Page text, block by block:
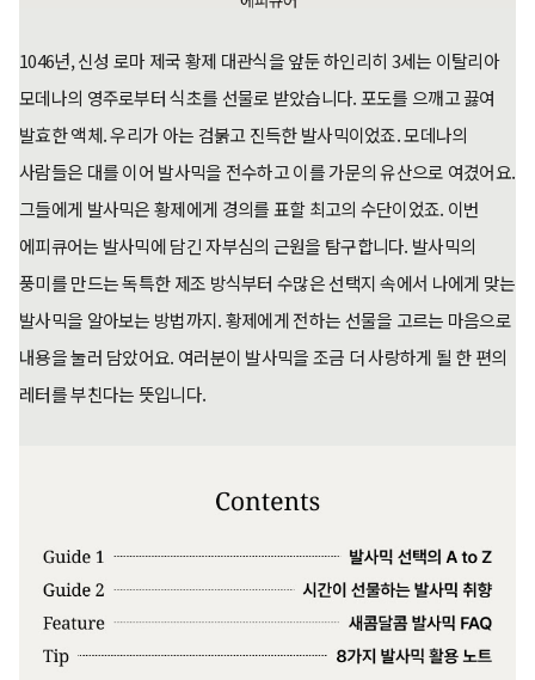
1046년, 신성 로마 제국 황제 대관식을 앞둔 하인리히 3세는 이탈리아
모데나의 영주로부터 식초를 선물로 받았습니다. 포도를 으깨고 끓여
발효한 액체. 우리가 아는 검붉고 진득한 발사믹이었죠. 모데나의
사람들은 대를 이어 발사믹을 전수하고 이를 가문의 유산으로 여겼어요.
그들에게 발사믹은 황제에게 경의를 표할 최고의 수단이었죠. 이번
에피큐어는 발사믹에 담긴 자부심의 근원을 탐구합니다. 발사믹의
풍미를 만드는 독특한 제조 방식부터 수많은 선택지 속에서 나에게 맞는
발사믹을 알아보는 방법까지. 황제에게 전하는 선물을 고르는 마음으로
내용을 눌러 담았어요. 여러분이 발사믹을 조금 더 사랑하게 될 한 편의
레터를 부친다는 뜻입니다.